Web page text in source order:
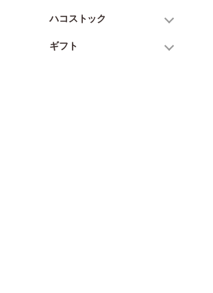
ハコストック
ギフト